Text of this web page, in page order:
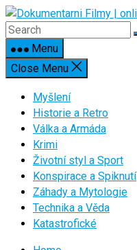
Skip
to
contentMenu
Close Menu
Myšlení
Historie a Retro
Válka a Armáda
Krimi
Životní styl a Sport
Konspirace a Spiknutí
Záhady a Mytologie
Technika a Věda
Katastrofické